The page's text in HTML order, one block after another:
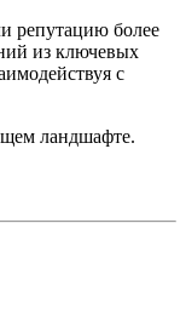
репутацию более
из ключевых
с
ландшафте.